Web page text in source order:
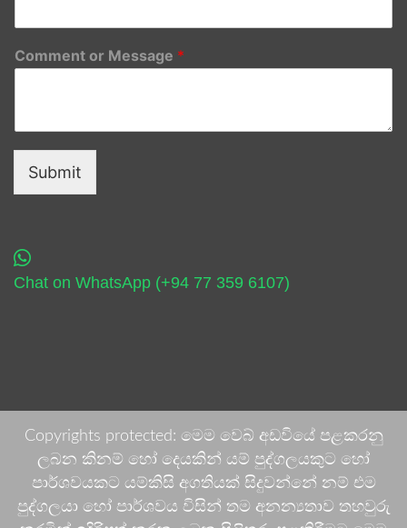
Comment or Message *
Submit
Chat on WhatsApp (+94 77 359 6107)
Copyrights protected: මෙම වෙබ් අඩවියේ පළකරනු
ලබන කිනම් හෝ දෙයකින් යම් පුද්ගලයකුට හෝ
පාර්ශවයකට යම්කිසි අගතියක් සිදුවන්නේ නම් එම
පුද්ගලයා හෝ පාර්ශවය විසින් තම අනන්‍යතාව තහවුරු